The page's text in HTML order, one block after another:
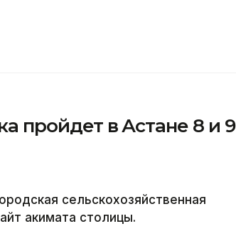
пройдет в Астане 8 и 9
сельскохозяйственная
акимата столицы.